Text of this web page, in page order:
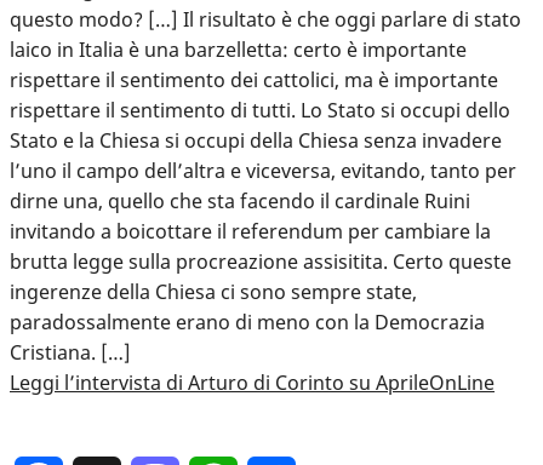
questo modo? […] Il risultato è che oggi parlare di stato
laico in Italia è una barzelletta: certo è importante
rispettare il sentimento dei cattolici, ma è importante
rispettare il sentimento di tutti. Lo Stato si occupi dello
Stato e la Chiesa si occupi della Chiesa senza invadere
l’uno il campo dell’altra e viceversa, evitando, tanto per
dirne una, quello che sta facendo il cardinale Ruini
invitando a boicottare il referendum per cambiare la
brutta legge sulla procreazione assisitita. Certo queste
ingerenze della Chiesa ci sono sempre state,
paradossalmente erano di meno con la Democrazia
Cristiana. […]
Leggi l’intervista di Arturo di Corinto su AprileOnLine